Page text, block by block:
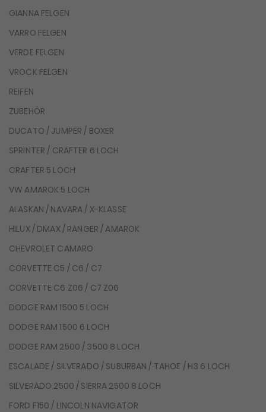
GIANNA FELGEN
VARRO FELGEN
VERDE FELGEN
VROCK FELGEN
REIFEN
ZUBEHÖR
DUCATO / JUMPER / BOXER
SPRINTER / CRAFTER 6 LOCH
CRAFTER 5 LOCH
VW AMAROK 5 LOCH
ALASKAN / NAVARA / X-KLASSE
HILUX / DMAX / RANGER / AMAROK
CHEVROLET CAMARO
CORVETTE C5 / C6 / C7
CORVETTE C6 Z06 / C7 Z06
DODGE RAM 1500 5 LOCH
DODGE RAM 1500 6 LOCH
DODGE RAM 2500 / 3500 8 LOCH
ESCALADE / SILVERADO / SUBURBAN / TAHOE / H3 6 LOCH
SILVERADO 2500 / SIERRA 2500 8 LOCH
FORD F150 / LINCOLN NAVIGATOR